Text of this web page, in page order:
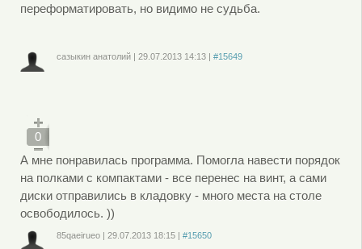
переформатировать, но видимо не судьба.
сазыкин анатолий| 29.07.2013 14:13| #15649
0
А мне понравилась программа. Помогла навести порядок
на полками с компактами - все перенес на винт, а сами
диски отправились в кладовку - много места на столе
освободилось. ))
85qaeirueo| 29.07.2013 18:15| #15650